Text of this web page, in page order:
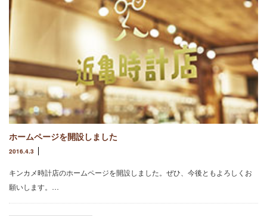
ホームページを開設しました
2016.4.3
キンカメ時計店のホームページを開設しました。ぜひ、今後ともよろしくお
願いします。…